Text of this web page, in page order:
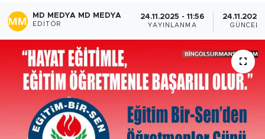
MD MEDYA MD MEDYA
EDITÖR
24.11.2025 - 11:56
YAYINLANMA
24.11.2025
Spor
Yaşam
Sağlık
Eğitim